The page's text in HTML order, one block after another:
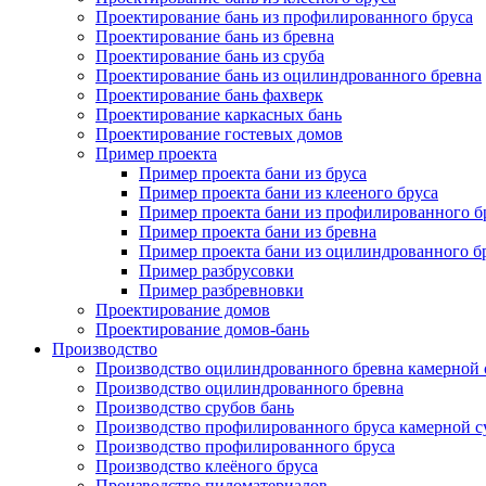
Проектирование бань из профилированного бруса
Проектирование бань из бревна
Проектирование бань из сруба
Проектирование бань из оцилиндрованного бревна
Проектирование бань фахверк
Проектирование каркасных бань
Проектирование гостевых домов
Пример проекта
Пример проекта бани из бруса
Пример проекта бани из клееного бруса
Пример проекта бани из профилированного
Пример проекта бани из бревна
Пример проекта бани из оцилиндрованного
Пример разбрусовки
Пример разбревновки
Проектирование домов
Проектирование домов-бань
Производство
Производство оцилиндрованного бревна камерной
Производство оцилиндрованного бревна
Производство срубов бань
Производство профилированного бруса камерной
Производство профилированного бруса
Производство клеёного бруса